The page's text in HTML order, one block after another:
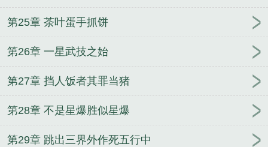
第25章 茶叶蛋手抓饼
第26章 一星武技之始
第27章 挡人饭者其罪当猪
第28章 不是星爆胜似星爆
第29章 跳出三界外作死五行中